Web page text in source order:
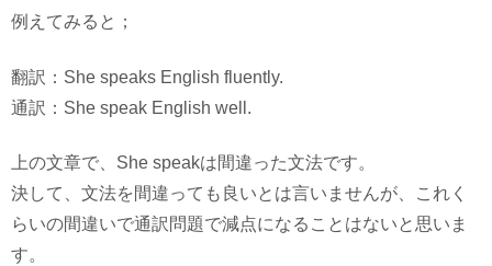
例えてみると；
翻訳：She speaks English fluently.
通訳：She speak English well.
上の文章で、She speakは間違った文法です。
決して、文法を間違っても良いとは言いませんが、これく
らいの間違いで通訳問題で減点になることはないと思いま
す。